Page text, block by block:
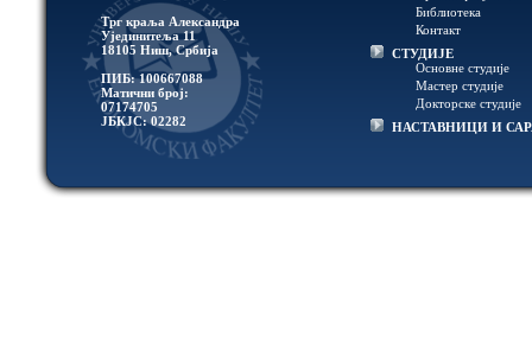
Трг краља Александра
Ујединитеља 11
18105 Ниш, Србија
ПИБ: 100667088
Матични број:
07174705
ЈБКЈС: 02282
Библиотека
Контакт
СТУДИЈЕ
Основне студије
Мастер студије
Докторске студије
НАСТАВНИЦИ И